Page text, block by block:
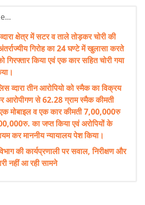
क्षेत्र में सटर व ताले तोड़कर चोरी की
गिरोह का 24 घण्टे में खुलासा करते
गिरफ्तार किया एवं एक कार सहित चोरी गया
व्दारा तीन आरोपियो को स्मैक का विक्रय
से 62.28 ग्राम स्मैक कीमती
मोबाइल व एक कार कीमती 7,00,000रु
का जप्त किया एवं अरोपियों के
कर माननीय न्यायालय पेश किया।
की कार्यप्रणाली पर सवाल, निरीक्षण और
नहीं आ रही सामने